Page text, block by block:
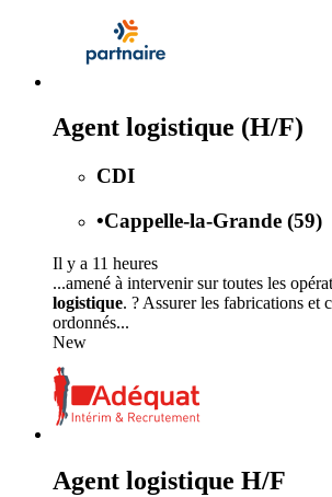
Agent logistique (H/F)
CDI
•Cappelle-la-Grande (59)
Il y a 11 heures
...amené à intervenir sur toutes les
logistique. ? Assurer les fabrications et
ordonnés...
New
Agent logistique H/F